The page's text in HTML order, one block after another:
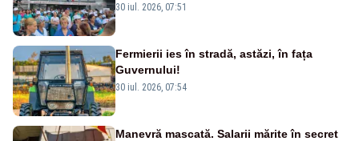
30 iul. 2026, 07:51
Fermierii ies în stradă, astăzi, în fața
Guvernului!
30 iul. 2026, 07:54
Manevră mascată. Salarii mărite în secret